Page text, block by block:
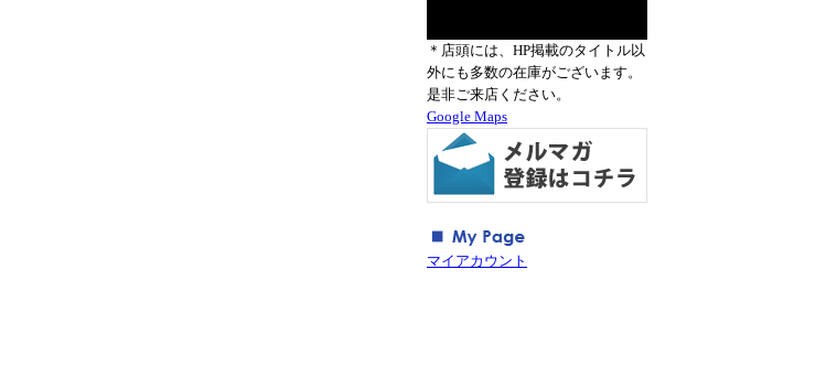
＊店頭には、HP掲載のタイトル以
外にも多数の在庫がございます。
是非ご来店ください。
Google Maps
マイアカウント